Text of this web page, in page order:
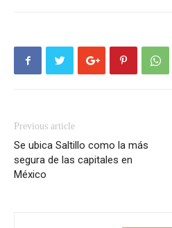
Previous article
Se ubica Saltillo como la más
segura de las capitales en
México